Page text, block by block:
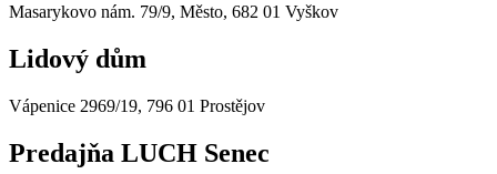
Masarykovo nám. 79/9, Město, 682 01 Vyškov
Lidový dům
Vápenice 2969/19, 796 01 Prostějov
Predajňa LUCH Senec